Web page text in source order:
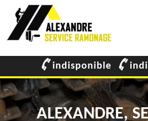
indisponible
ALEXANDRE,